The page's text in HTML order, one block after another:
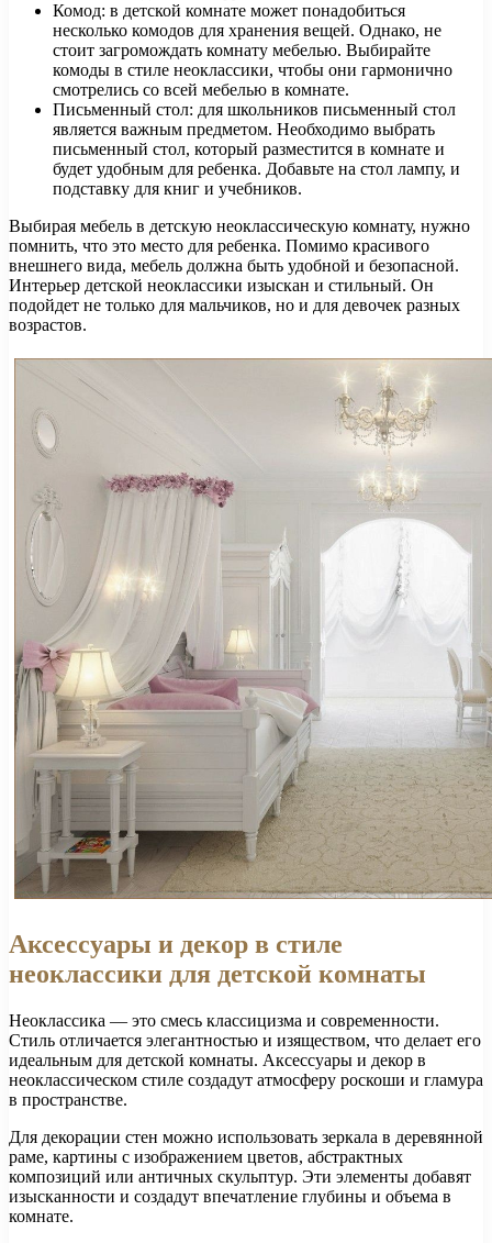
Комод: в детской комнате может понадобиться
несколько комодов для хранения вещей. Однако, не
стоит загромождать комнату мебелью. Выбирайте
комоды в стиле неоклассики, чтобы они гармонично
смотрелись со всей мебелью в комнате.
Письменный стол: для школьников письменный стол
является важным предметом. Необходимо выбрать
письменный стол, который разместится в комнате и
будет удобным для ребенка. Добавьте на стол лампу, и
подставку для книг и учебников.
Выбирая мебель в детскую неоклассическую комнату, нужно
помнить, что это место для ребенка. Помимо красивого
внешнего вида, мебель должна быть удобной и безопасной.
Интерьер детской неоклассики изыскан и стильный. Он
подойдет не только для мальчиков, но и для девочек разных
возрастов.
Аксессуары и декор в стиле
неоклассики для детской комнаты
Неоклассика — это смесь классицизма и современности.
Стиль отличается элегантностью и изяществом, что делает его
идеальным для детской комнаты. Аксессуары и декор в
неоклассическом стиле создадут атмосферу роскоши и гламура
в пространстве.
Для декорации стен можно использовать зеркала в деревянной
раме, картины с изображением цветов, абстрактных
композиций или античных скульптур. Эти элементы добавят
изысканности и создадут впечатление глубины и объема в
комнате.